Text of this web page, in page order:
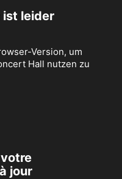
ist leider
Version, um
Hall nutzen zu
jour